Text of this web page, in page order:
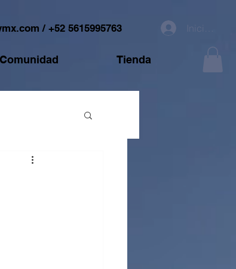
/ +52 5615995763 Iniciar
Comunidad Tienda